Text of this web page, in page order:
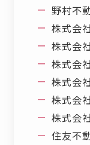
野村不
株式会
株式会
株式会
株式会
株式会
株式会
住友不